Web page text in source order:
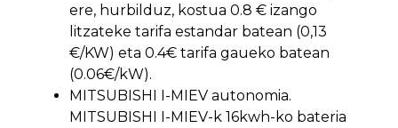
ere, hurbilduz, kostua 0.8 € izango
litzateke tarifa estandar batean (0,13
€/KW) eta 0.4€ tarifa gaueko batean
(0.06€/kW).
MITSUBISHI I-MIEV autonomia.
MITSUBISHI I-MIEV-k 16kwh-ko bateria